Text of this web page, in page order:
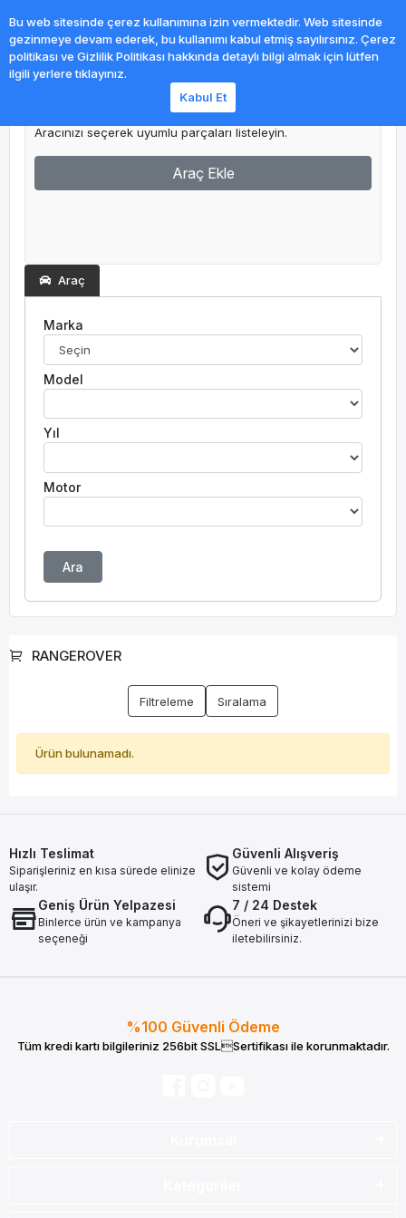
Aracınızı seçerek uyumlu parçaları listeleyin.
Araç Ekle
Araç
Marka
Model
Yıl
Motor
Ara
RANGEROVER
Filtreleme Sıralama
Ürün bulunamadı.
Hızlı Teslimat
Siparişleriniz en kısa sürede elinize
ulaşır.
Güvenli Alışveriş
Güvenli ve kolay ödeme
sistemi
Geniş Ürün Yelpazesi
Binlerce ürün ve kampanya
seçeneği
7 / 24 Destek
Öneri ve şikayetlerinizi bize
iletebilirsiniz.
%100 Güvenli Ödeme
Tüm kredi kartı bilgileriniz 256bit SSLSertifikası ile korunmaktadır.
Bu web sitesinde çerez kullanımına izin vermektedir. Web sitesinde
gezinmeye devam ederek, bu kullanımı kabul etmiş sayılırsınız. Çerez
politikası ve Gizlilik Politikası hakkında detaylı bilgi almak için lütfen
ilgili yerlere tıklayınız.
Kabul Et